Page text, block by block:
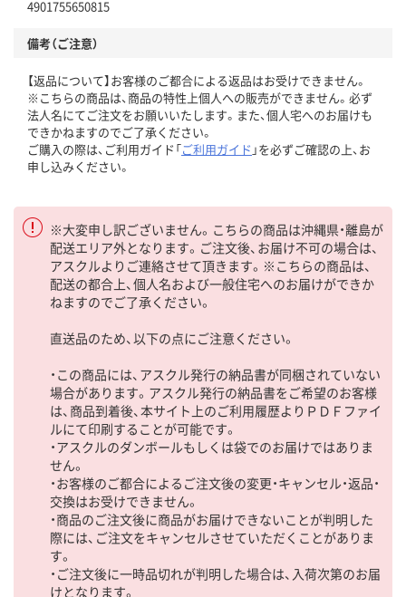
4901755650815
備考（ご注意）
【返品について】お客様のご都合による返品はお受けできません。
※こちらの商品は、商品の特性上個人への販売ができません。必ず
法人名にてご注文をお願いいたします。また、個人宅へのお届けも
できかねますのでご了承ください。
ご購入の際は、ご利用ガイド「ご利用ガイド 」を必ずご確認の上、お
申し込みください。
※大変申し訳ございません。こちらの商品は沖縄県・離島が
配送エリア外となります。ご注文後、お届け不可の場合は、
アスクルよりご連絡させて頂きます。※こちらの商品は、
配送の都合上、個人名および一般住宅へのお届けができか
ねますのでご了承ください。
直送品のため、以下の点にご注意ください。
・この商品には、アスクル発行の納品書が同梱されていない
場合があります。アスクル発行の納品書をご希望のお客様
は、商品到着後、本サイト上のご利用履歴よりＰＤＦファイ
ルにて印刷することが可能です。
・アスクルのダンボールもしくは袋でのお届けではありま
せん。
・お客様のご都合によるご注文後の変更・キャンセル・返品・
交換はお受けできません。
・商品のご注文後に商品がお届けできないことが判明した
際には、ご注文をキャンセルさせていただくことがありま
す。
・ご注文後に一時品切れが判明した場合は、入荷次第のお届
けとなります。